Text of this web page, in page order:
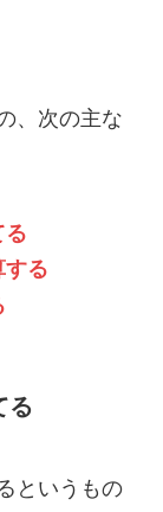
、次の主な
る
する
る
というもの